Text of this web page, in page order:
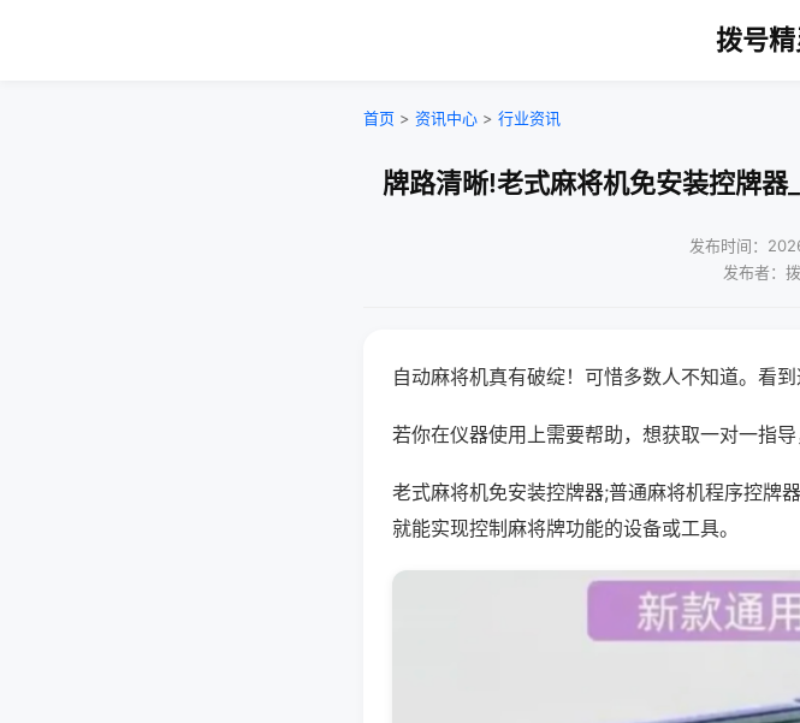
拨号
首页 > 资讯中心 > 行业资讯
牌路清晰!老式麻将机免安装控牌
发布时间：
发布者：
自动麻将机真有破绽！可惜多数人不知道。看
若你在仪器使用上需要帮助，想获取一对一指
老式麻将机免安装控牌器;普通麻将机程序控牌
就能实现控制麻将牌功能的设备或工具。